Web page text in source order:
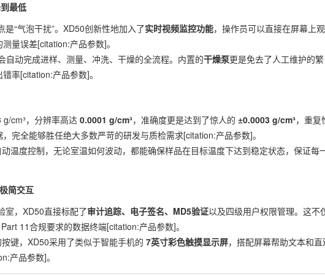
最低
是“气泡干扰”。XD50创新性地加入了实时视频监控功能，操作员可以直接在屏幕上
量误差[citation:产品参数]。
自动完成进样、测量、冲洗、干燥的全流程。内置的干燥泵更是免去了人工维护的繁
率[citation:产品参数]。
g/cm³，分辨率高达0.0001 g/cm³，准确度更是达到了惊人的 ±0.0003 g/cm³，重复
完全能够胜任绝大多数严苛的研发与质检需求[citation:产品参数]。
动温度控制，无论室温如何波动，都能确保样品在目标温度下达到稳定状态，保证每
简交互
室，XD50直接标配了审计追踪、电子签名、MD5验证以及四级用户权限管理。这不
11合规要求的数据终端[citation:产品参数]。
键，XD50采用了类似于智能手机的 7英寸彩色触摸显示屏，搭配屏幕帮助文本和直
产品参数]。